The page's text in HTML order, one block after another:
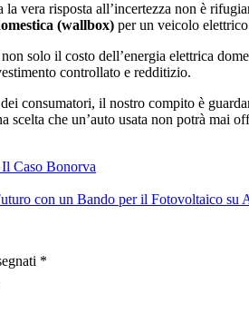
vera risposta all’incertezza non è
(wallbox) per un veicolo elettrico
solo il costo dell’energia elettrica
controllato e redditizio.
consumatori, il nostro compito è
scelta che un’auto usata non potrà mai
Caso Bonorva
con un Bando per il Fotovoltaico su
*